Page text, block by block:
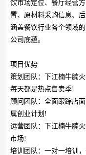
饮市场定位、餐厅经营
置、原材料采购信息、
涵盖餐饮行业各个领域
公司底蕴。
项目优势
策划团队：下江楠牛腩
每天都是热点售卖季!
顾问团队：全面跟踪店
属创业计划!
运营团队：下江楠牛腩
市场!
培训团队：一对一培训